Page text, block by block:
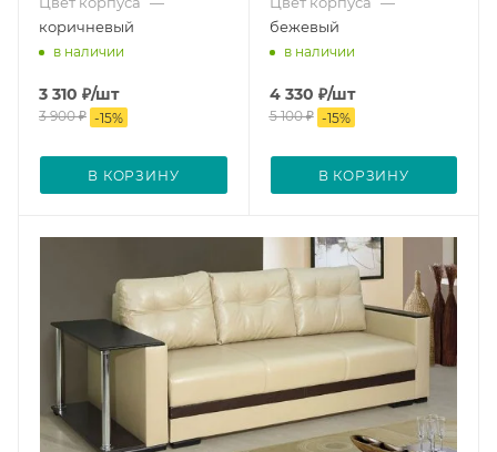
коричневый
в наличии
3 310 ₽/шт
3 900₽ -15%
В КОРЗИНУ
бежевый
в наличии
4 330 ₽/шт
5 100₽ -15%
В КОРЗИНУ